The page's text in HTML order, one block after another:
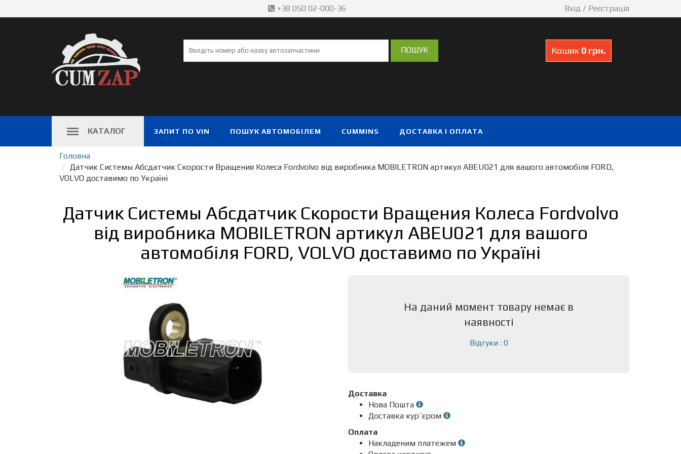
+38 050 02-000-36 Вхід / Реєстрація
Кошик 0 грн.
КАТАЛОГ ЗАПИТ ПО VIN ПОШУК АВТОМОБІЛЕМ CUMMINS ДОСТАВКА І ОПЛАТА
Головна
Датчик Системы Абсдатчик Скорости Вращения Колеса Fordvolvo від виробника MOBILETRON артикул ABEU021 для вашого автомобіля FORD,
VOLVO доставимо по Україні
Датчик Системы Абсдатчик Скорости Вращения Колеса Fordvolvo
від виробника MOBILETRON артикул ABEU021 для вашого
автомобіля FORD, VOLVO доставимо по Україні
На даний момент товару немає в
наявності
Відгуки : 0
Доставка
Нова Пошта
Доставка кур`єром
Оплата
Накладеним платежем